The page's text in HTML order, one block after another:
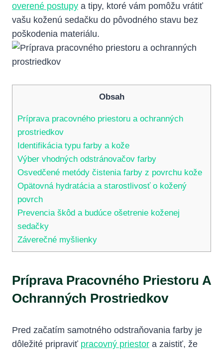
overené postupy a tipy, ktoré vám pomôžu vrátiť
vašu koženú sedačku do pôvodného stavu bez
poškodenia materiálu.
Obsah
Príprava pracovného priestoru a ochranných
prostriedkov
Identifikácia typu farby a kože
Výber vhodných odstránovačov farby
Osvedčené metódy čistenia farby z povrchu kože
Opätovná hydratácia a starostlivosť o kožený
povrch
Prevencia škôd a budúce ošetrenie koženej
sedačky
Záverečné myšlienky
Príprava Pracovného Priestoru A
Ochranných Prostriedkov
Pred začatím samotného odstraňovania farby je
dôležité pripraviť pracovný priestor a zaistiť, že